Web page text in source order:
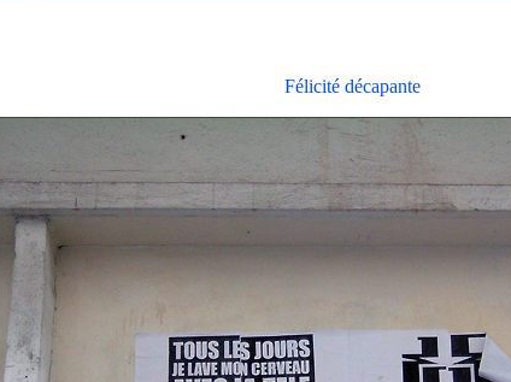
Félicité décapante